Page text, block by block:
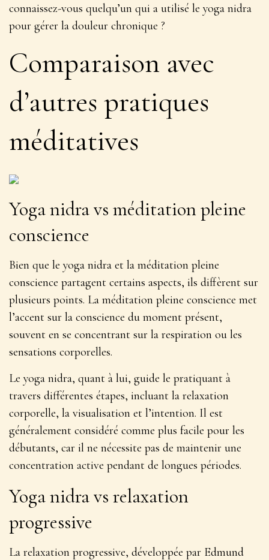
connaissez-vous quelqu’un qui a utilisé le yoga nidra
pour gérer la douleur chronique ?
Comparaison avec
d’autres pratiques
méditatives
Yoga nidra vs méditation pleine
conscience
Bien que le yoga nidra et la méditation pleine
conscience partagent certains aspects, ils diffèrent sur
plusieurs points. La méditation pleine conscience met
l’accent sur la conscience du moment présent,
souvent en se concentrant sur la respiration ou les
sensations corporelles.
Le yoga nidra, quant à lui, guide le pratiquant à
travers différentes étapes, incluant la relaxation
corporelle, la visualisation et l’intention. Il est
généralement considéré comme plus facile pour les
débutants, car il ne nécessite pas de maintenir une
concentration active pendant de longues périodes.
Yoga nidra vs relaxation
progressive
La relaxation progressive, développée par Edmund